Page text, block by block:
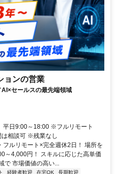
ョンの営業
セールスの最先端領域
平日9:00～18:00 ※フルリモート
は相談可 ※残業なし
ルリモート×完全週休2日！ 場所を
～4,000円！ スキルに応じた高単価
で 市場価値の高い...
経験者歓迎 在宅OK 長期歓迎